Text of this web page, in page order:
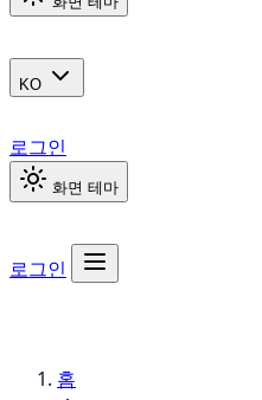
KO
로그인
화면 테마
로그인
홈